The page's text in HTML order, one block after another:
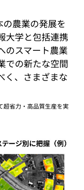
農業の発展を
大学と包括連携
のスマート農業
での新たな空間
く、さまざまな
超省力・高品質生産を実